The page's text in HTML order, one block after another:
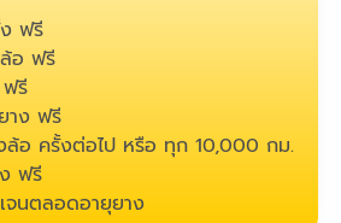
ฟรี
อ ฟรี
ฟรี
าง ฟรี
ล้อ ครั้งต่อไป หรือ ทุก 10,000 กม.
ฟรี
จนตลอดอายุยาง